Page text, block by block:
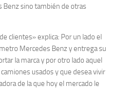
Benz sino también de otras
clientes» explica: Por un lado el
Mercedes Benz y entrega su
la marca y por otro lado aquel
usados y que desea vivir
de la que hoy el mercado le